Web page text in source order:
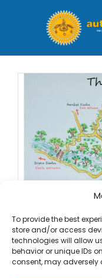
To provide the best
store and/or access
technologies will allow
behavior or unique IDs
consent, may
Die
Die Agios